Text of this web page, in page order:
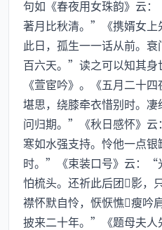
句如《春夜用女珠韵》云
著月比秋清。”《携婿女
此日，孤生一一话从前。
百六天。”读之可以知其身
《萱宦吟》。《五月二十
堪思，绕膝牵衣惜别时。
问归期。”《秋日感怀》
寒如水强支持。怜他一点
时。”《束装口号》云：“
怕梳头。还祈此后团影
襟怀默自怜，恹恹憔瘦吟
披来二十年。”《题母夫